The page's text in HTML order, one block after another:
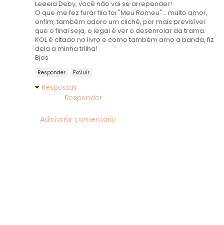
Leeeia Deby, você não vai se arrepender!
O que me fez furar fila foi "Meu Romeu"... muito amor,
enfim, também adoro um clichê, por mais previsível
que o final seja, o legal é ver o desenrolar da trama.
KOL é citado no livro e como também amo a banda, fiz
dela a minha trilha!
Bjos
Responder Excluir
Respostas
Responder
Adicionar comentário